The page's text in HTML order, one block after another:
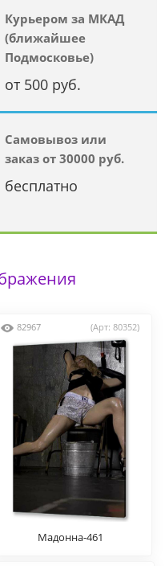
Курьером за МКАД
(ближайшее
Подмосковье)
от 500 руб.
Самовывоз или
заказ от 30000 руб.
бесплатно
82967 (Арт: 80352)
Мадонна-461